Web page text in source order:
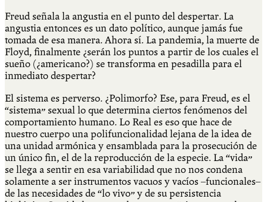
Freud señala la angustia en el punto del despertar. La
angustia entonces es un dato político, aunque jamás fue
tomada de esa manera. Ahora sí. La pandemia, la muerte de
Floyd, finalmente ¿serán los puntos a partir de los cuales el
sueño (¿americano?) se transforma en pesadilla para el
inmediato despertar?
El sistema es perverso. ¿Polimorfo? Ese, para Freud, es el
“sistema” sexual lo que determina ciertos fenómenos del
comportamiento humano. Lo Real es eso que hace de
nuestro cuerpo una polifuncionalidad lejana de la idea de
una unidad armónica y ensamblada para la prosecución de
un único fin, el de la reproducción de la especie. La “vida”
se llega a sentir en esa variabilidad que no nos condena
solamente a ser instrumentos vacuos y vacíos –funcionales–
de las necesidades de “lo vivo” y de su persistencia